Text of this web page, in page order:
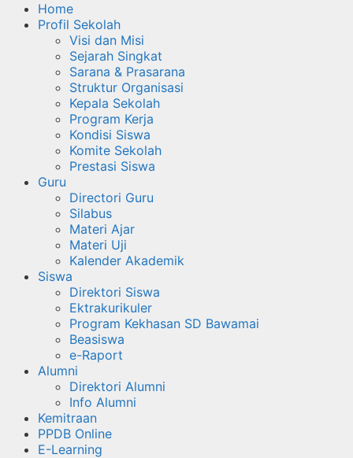
Home
Profil Sekolah
Visi dan Misi
Sejarah Singkat
Sarana & Prasarana
Struktur Organisasi
Kepala Sekolah
Program Kerja
Kondisi Siswa
Komite Sekolah
Prestasi Siswa
Guru
Directori Guru
Silabus
Materi Ajar
Materi Uji
Kalender Akademik
Siswa
Direktori Siswa
Ektrakurikuler
Program Kekhasan SD Bawamai
Beasiswa
e-Raport
Alumni
Direktori Alumni
Info Alumni
Kemitraan
PPDB Online
E-Learning